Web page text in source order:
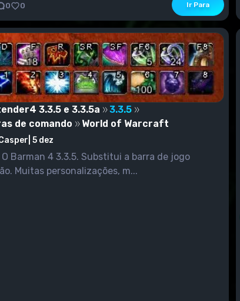
0 0 Ir Para
3.3.5 e 3.3.5a
3.3.5
de comando
World of Warcraft
5 dez
4 3.3.5. Substitui a barra de jogo
Muitas personalizações, m...